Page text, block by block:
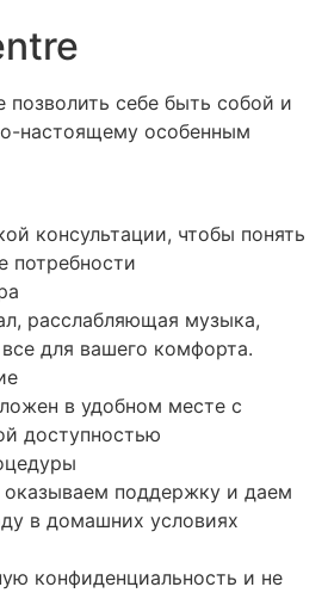
себе быть собой и
настоящему особенным
консультации, чтобы понять
потребности
расслабляющая музыка,
для вашего комфорта.
в удобном месте с
доступностью
поддержку и даем
в домашних условиях
конфиденциальность и не